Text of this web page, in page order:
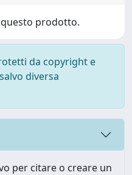
prodotto.
da copyright e
diversa
per citare o creare un